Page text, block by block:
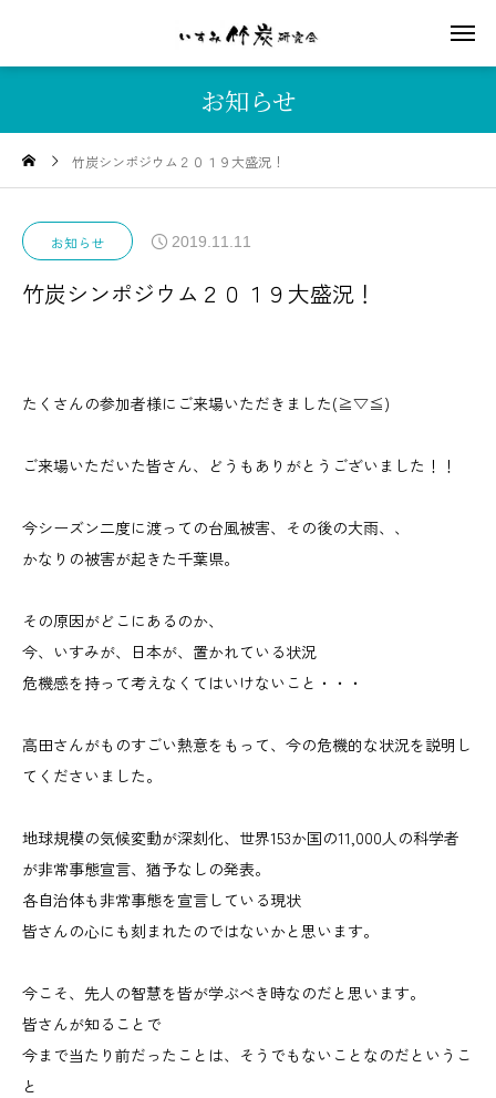
お知らせ
竹炭シンポジウム２０１９大盛況！
お知らせ 2019.11.11
竹炭シンポジウム２０１９大盛況！
たくさんの参加者様にご来場いただきました(≧▽≦)
ご来場いただいた皆さん、どうもありがとうございました！！
今シーズン二度に渡っての台風被害、その後の大雨、、
かなりの被害が起きた千葉県。
その原因がどこにあるのか、
今、いすみが、日本が、置かれている状況
危機感を持って考えなくてはいけないこと・・・
高田さんがものすごい熱意をもって、今の危機的な状況を説明し
てくださいました。
地球規模の気候変動が深刻化、世界153か国の11,000人の科学者
が非常事態宣言、猶予なしの発表。
各自治体も非常事態を宣言している現状
皆さんの心にも刻まれたのではないかと思います。
今こそ、先人の智慧を皆が学ぶべき時なのだと思います。
皆さんが知ることで
今まで当たり前だったことは、そうでもないことなのだというこ
と